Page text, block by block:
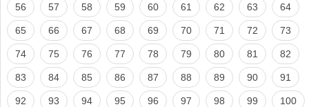
56 57 58 59 60 61 62 63 64
65 66 67 68 69 70 71 72 73
74 75 76 77 78 79 80 81 82
83 84 85 86 87 88 89 90 91
92 93 94 95 96 97 98 99 100